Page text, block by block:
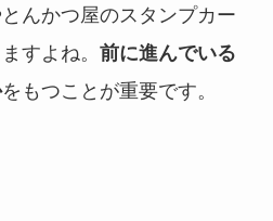
んかつ屋のスタンプカー
すよね。 前に進んでいる
をもつことが重要です。